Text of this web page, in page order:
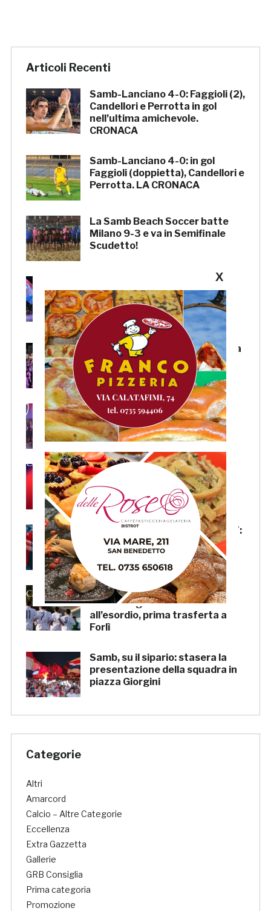
Articoli Recenti
Samb-Lanciano 4-0: Faggioli (2),
Candellori e Perrotta in gol
nell’ultima amichevole.
CRONACA
Samb-Lanciano 4-0: in gol
Faggioli (doppietta), Candellori e
Perrotta. LA CRONACA
La Samb Beach Soccer batte
Milano 9-3 e va in Semifinale
Scudetto!
Samb, Boscaglia: «Senza voi
tifosi non saremmo nulla.
Promettiamo lavoro e maglia
sudata»
Samb, l’entusiasmo della piazza
per la presentazione della
squadra. LA SERATA
Samb, Massi: «State vicini alla
squadra. Stiamo lavorando per
crescere»
Samb, Lorenzo Sgarbi è
ufficiale: l’attaccante arriva in
prestito dal Napoli
Samb, la maglia Home 2026/27:
«Il sale sulla pelle, l’ardore negli
occhi»
Primavera 4, il calendario della
Samb: Folgore Caratese
all’esordio, prima trasferta a
Forlì
Samb, su il sipario: stasera la
presentazione della squadra in
piazza Giorgini
Categorie
Altri
Amarcord
Calcio – Altre Categorie
Eccellenza
Extra Gazzetta
Gallerie
GRB Consiglia
Prima categoria
Promozione
X